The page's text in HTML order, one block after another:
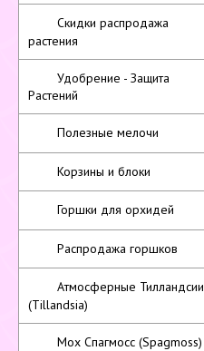
Скидки распродажа
растения
Удобрение - Защита
Растений
Полезные мелочи
Корзины и блоки
Горшки для орхидей
Распродажа горшков
Атмосферные Тилландсии
(Tillandsia)
Мох Спагмосс (Spagmoss)